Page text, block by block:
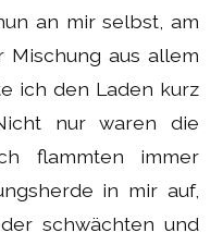
an mir selbst, am
Mischung aus allem
ich den Laden kurz
nur waren die
flammten immer
in mir auf,
schwächten und